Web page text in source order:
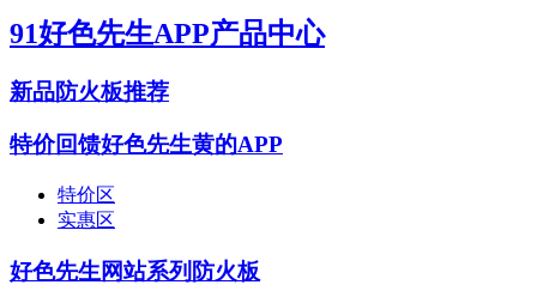
91好色先生APP产品中心
新品防火板推荐
特价回馈好色先生黄的APP
特价区
实惠区
好色先生网站系列防火板